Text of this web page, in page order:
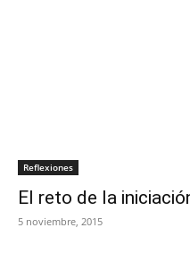
Reflexiones
El reto de la
5 noviembre, 2015